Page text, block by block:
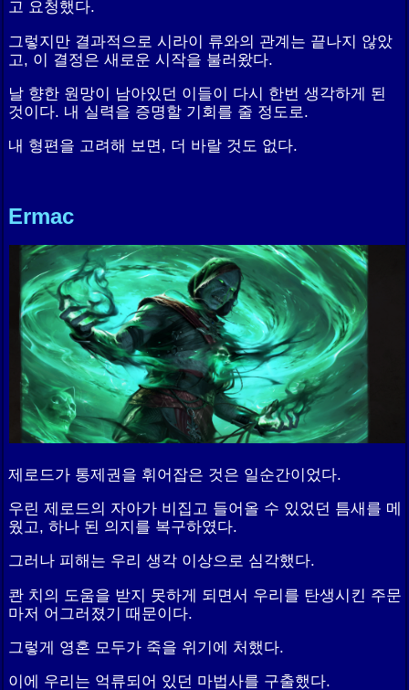
고 요청했다.
그렇지만 결과적으로 시라이 류와의 관계는 끝나지 않았
고, 이 결정은 새로운 시작을 불러왔다.
날 향한 원망이 남아있던 이들이 다시 한번 생각하게 된
것이다. 내 실력을 증명할 기회를 줄 정도로.
내 형편을 고려해 보면, 더 바랄 것도 없다.
Ermac
제로드가 통제권을 휘어잡은 것은 일순간이었다.
우린 제로드의 자아가 비집고 들어올 수 있었던 틈새를 메
웠고, 하나 된 의지를 복구하였다.
그러나 피해는 우리 생각 이상으로 심각했다.
콴 치의 도움을 받지 못하게 되면서 우리를 탄생시킨 주문
마저 어그러졌기 때문이다.
그렇게 영혼 모두가 죽을 위기에 처했다.
이에 우리는 억류되어 있던 마법사를 구출했다.